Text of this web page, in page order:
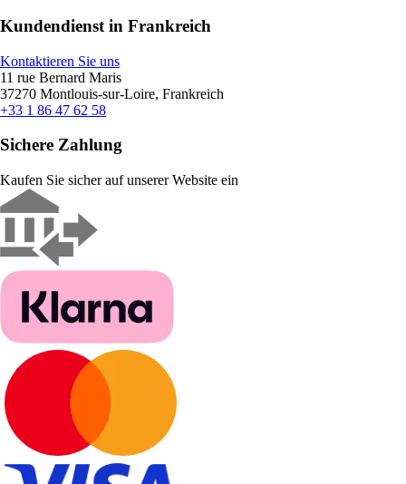
Kundendienst in Frankreich
Kontaktieren Sie uns
11 rue Bernard Maris
37270 Montlouis-sur-Loire, Frankreich
+33 1 86 47 62 58
Sichere Zahlung
Kaufen Sie sicher auf unserer Website ein